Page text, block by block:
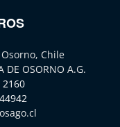
Chile
DE OSORNO A.G.
2160